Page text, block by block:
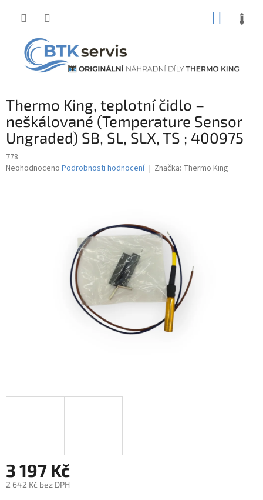
Thermo King, teplotní čidlo –
neškálované (Temperature Sensor
Ungraded) SB, SL, SLX, TS ; 400975
778
Průměrné
Neohodnoceno Podrobnosti hodnocení Značka: Thermo King
3 197 Kč
2 642 Kč bez DPH